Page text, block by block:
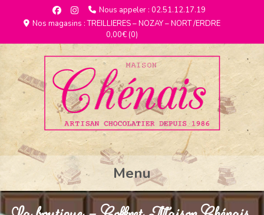
Nous appeler : 02.51.12.17.19
Nos magasins : TREILLIERES – NOZAY – NORT /ERDRE
0,00€(0)
Menu